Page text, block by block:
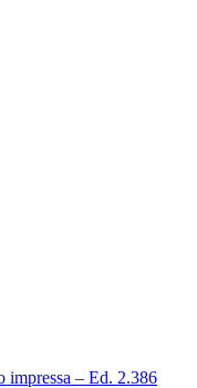
– Ed. 2.386